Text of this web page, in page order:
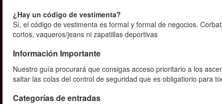
¿Hay un código de vestimenta?
Sí, el código de vestimenta es formal y formal de negocios.
cortos, vaqueros/jeans ni zapatillas deportivas
Información Importante
Nuestro guía procurará que consigas acceso prioritario a los
saltar las colas del control de seguridad que es obligatiorio para
Categorías de entradas